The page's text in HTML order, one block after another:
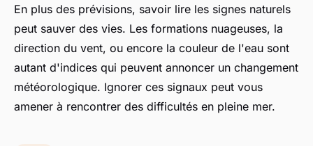
En plus des prévisions, savoir lire les signes naturels
peut sauver des vies. Les formations nuageuses, la
direction du vent, ou encore la couleur de l'eau sont
autant d'indices qui peuvent annoncer un changement
météorologique. Ignorer ces signaux peut vous
amener à rencontrer des difficultés en pleine mer.